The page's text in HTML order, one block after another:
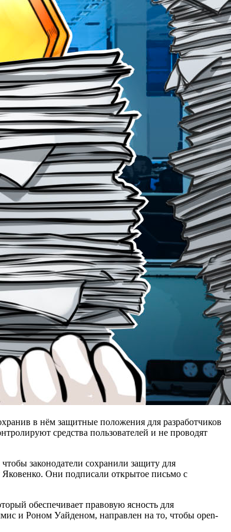
в нём защитные положения для разработчиков
средства пользователей и не проводят
законодатели сохранили защиту для
Они подписали открытое письмо с
обеспечивает правовую ясность для
и Роном Уайденом, направлен на то, чтобы open-